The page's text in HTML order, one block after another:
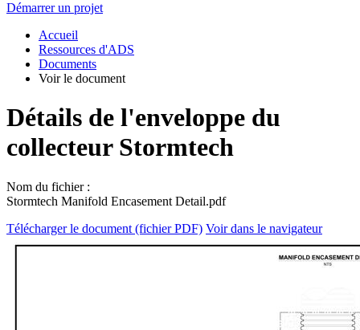
Démarrer un projet
Accueil
Ressources d'ADS
Documents
Voir le document
Détails de l'enveloppe du
collecteur Stormtech
Nom du fichier :
Stormtech Manifold Encasement Detail.pdf
Télécharger le document (fichier PDF) Voir dans le navigateur